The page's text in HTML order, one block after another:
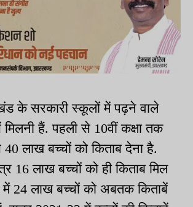
के सरकारी स्कूलों में पढ़ने वाले
मिलनी हैं. पहली से 10वीं कक्षा तक
लाख बच्चों को किताब देना है.
16 लाख बच्चों को ही किताब मिल
में 24 लाख बच्चों को अबतक किताबें